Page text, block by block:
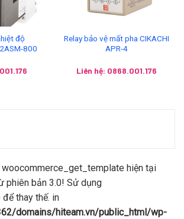
độ
800
Relay bảo vệ mất pha CIKACHI
APR-4
Liên hệ: 0868.001.176
woocommerce_get_template hiện tại
phiên bản 3.0! Sử dụng
thay thế. in
domains/hiteam.vn/public_html/wp-